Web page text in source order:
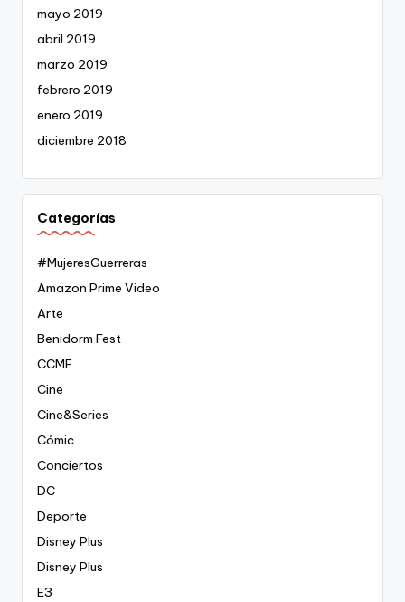
mayo 2019
abril 2019
marzo 2019
febrero 2019
enero 2019
diciembre 2018
Categorías
#MujeresGuerreras
Amazon Prime Video
Arte
Benidorm Fest
CCME
Cine
Cine&Series
Cómic
Conciertos
DC
Deporte
Disney Plus
Disney Plus
E3